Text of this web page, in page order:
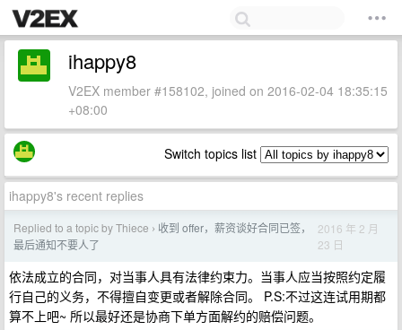
ihappy8
V2EX member #158102, joined on 2016-02-04 18:35:15
+08:00
Switch topics list
ihappy8's recent replies
Replied to a topic by Thiece › 收到 offer，薪资谈好合同已签，
最后通知不要人了
2016 年 2 月
23 日
依法成立的合同，对当事人具有法律约束力。当事人应当按照约定履
行自己的义务，不得擅自变更或者解除合同。 P.S:不过这连试用期都
算不上吧~ 所以最好还是协商下单方面解约的赔偿问题。